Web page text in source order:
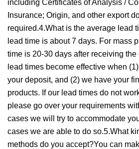
including Certificates of Analysis /
Insurance; Origin, and other export
required.4.What is the average lead
lead time is about 7 days. For mass
time is 20-30 days after receiving
lead times become effective when
your deposit, and (2) we have your
products. If our lead times do not
please go over your requirements
cases we will try to accommodate
cases we are able to do so.5.What
methods do you accept?You can